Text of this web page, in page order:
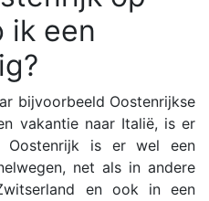
ik een
bijvoorbeeld Oostenrijkse
vakantie naar Italië, is er
Oostenrijk is er wel een
net als in andere
en ook in een